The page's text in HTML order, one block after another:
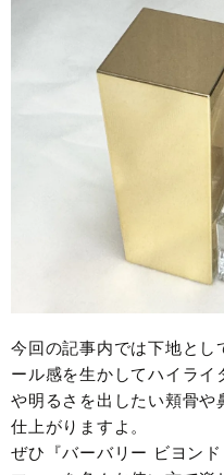
今回の記事内では下地と
ール感を生かしてハイラ
や明るさを出したい頬骨や
仕上がりますよ。
ぜひ『バーバリー ビヨン